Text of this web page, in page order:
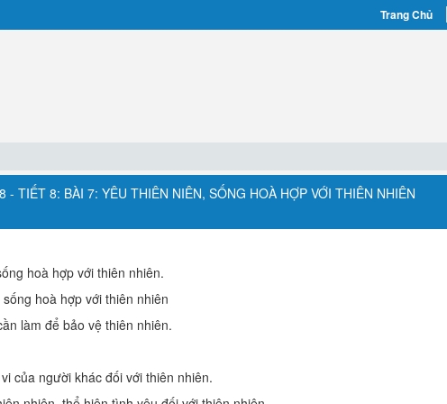
Trang Chủ
TIẾT 8: BÀI 7: YÊU THIÊN NIÊN, SỐNG HOÀ HỢP VỚI THIÊN NHIÊN
hoà hợp với thiên nhiên.
hoà hợp với thiên nhiên
làm để bảo vệ thiên nhiên.
của người khác đối với thiên nhiên.